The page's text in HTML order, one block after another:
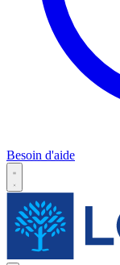
Besoin d'aide